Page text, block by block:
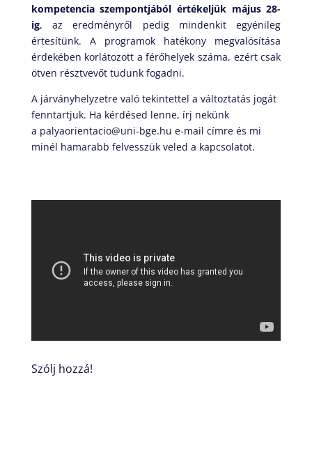
kompetencia szempontjából értékeljük május 28-
ig, az eredményről pedig mindenkit egyénileg
értesítünk. A programok hatékony megvalósítása
érdekében korlátozott a férőhelyek száma, ezért csak
ötven résztvevőt tudunk fogadni.
A járványhelyzetre való tekintettel a változtatás jogát
fenntartjuk. Ha kérdésed lenne, írj nekünk
a palyaorientacio@uni-bge.hu e-mail címre és mi
minél hamarabb felvesszük veled a kapcsolatot.
Szólj hozzá!